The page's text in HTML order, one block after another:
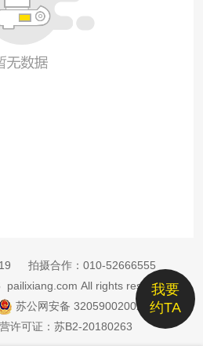
我要
约TA
拍摄合作： 010-52666555
All rights reserved
苏公网安备 32059002002885号
许可证：苏B2-20180263